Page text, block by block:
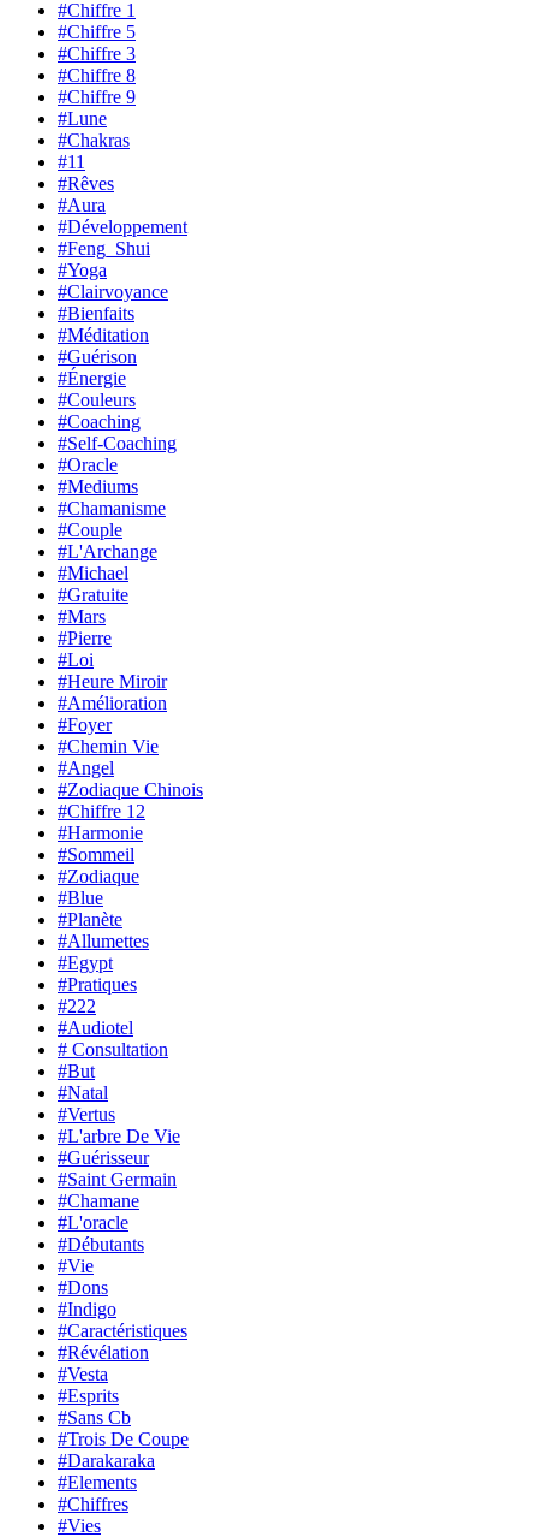
#Chiffre 1
#Chiffre 5
#Chiffre 3
#Chiffre 8
#Chiffre 9
#Lune
#Chakras
#11
#Rêves
#Aura
#Développement
#Feng_Shui
#Yoga
#Clairvoyance
#Bienfaits
#Méditation
#Guérison
#Énergie
#Couleurs
#Coaching
#Self-Coaching
#Oracle
#Mediums
#Chamanisme
#Couple
#L'Archange
#Michael
#Gratuite
#Mars
#Pierre
#Loi
#Heure Miroir
#Amélioration
#Foyer
#Chemin Vie
#Angel
#Zodiaque Chinois
#Chiffre 12
#Harmonie
#Sommeil
#Zodiaque
#Blue
#Planète
#Allumettes
#Egypt
#Pratiques
#222
#Audiotel
# Consultation
#But
#Natal
#Vertus
#L'arbre De Vie
#Guérisseur
#Saint Germain
#Chamane
#L'oracle
#Débutants
#Vie
#Dons
#Indigo
#Caractéristiques
#Révélation
#Vesta
#Esprits
#Sans Cb
#Trois De Coupe
#Darakaraka
#Elements
#Chiffres
#Vies